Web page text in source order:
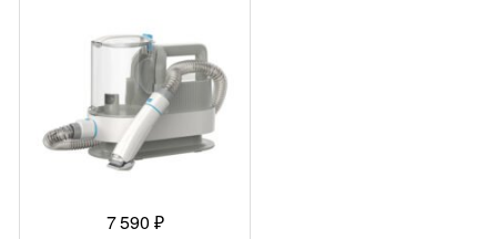
7 590 ₽